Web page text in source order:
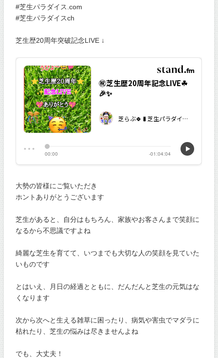
#芝生パラダイス.com
#芝生パラダイスch
芝生歴20周年突破記念LIVE ↓
大勢の皆様にご覧いただき
ホントありがとうございます
芝生があると、自分はもちろん、家族やお客さんまで笑顔に
なるから不思議ですよね
綺麗な芝生を育てて、いつまでも大切な人の笑顔を見ていた
いものです
とはいえ、月日の経過とともに、だんだんと芝生の元気はな
くなります
次から次へと生える雑草に困ったり、病気や害虫でマダラに
枯れたり、芝生の悩みは尽きませんよね
でも、大丈夫！